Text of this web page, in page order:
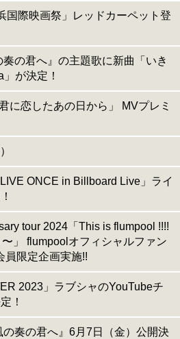
国際映画祭」レッドカーペット登
の君へ』の主題歌に新曲「いき
が決定！
に恋したあの日から」 MVプレミ
ONCE in Billboard Live」ライ
tour 2024「This is flumpool !!!!
」 flumpoolオフィシャルファン
員限定企画実施!!
2023」ラブシャのYouTubeチ
！
奏の君へ』6月7日（金）公開決